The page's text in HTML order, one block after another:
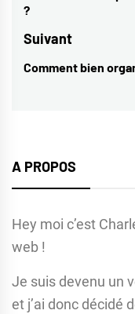
post:
?
Suivant
Next
Comment bien
A PROPOS
Hey moi c’est
web !
Je suis devenu un
et j’ai donc décidé